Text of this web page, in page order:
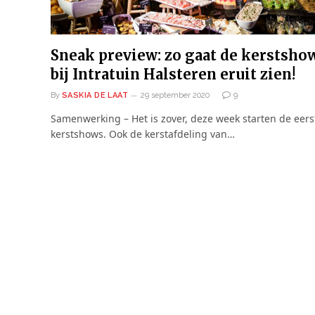
Sneak preview: zo gaat de
bij Intratuin Halsteren eruit zien!
By SASKIA DE LAAT 29 september 2020 9
Samenwerking – Het is zover, deze week starten de
kerstshows. Ook de kerstafdeling van…